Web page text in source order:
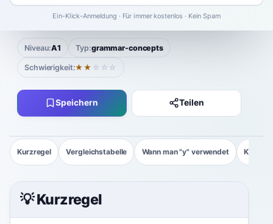
|
Anhören
Niveau:A1 Typ:grammar-concepts
Schwierigkeit:★★ ☆☆☆
Speichern Teilen
Kurzregel Vergleichstabelle Wann man "y" verwendet
💡 Kurzregel
Ein-Klick-Anmeldung · Für immer kostenlos · Kein Spam